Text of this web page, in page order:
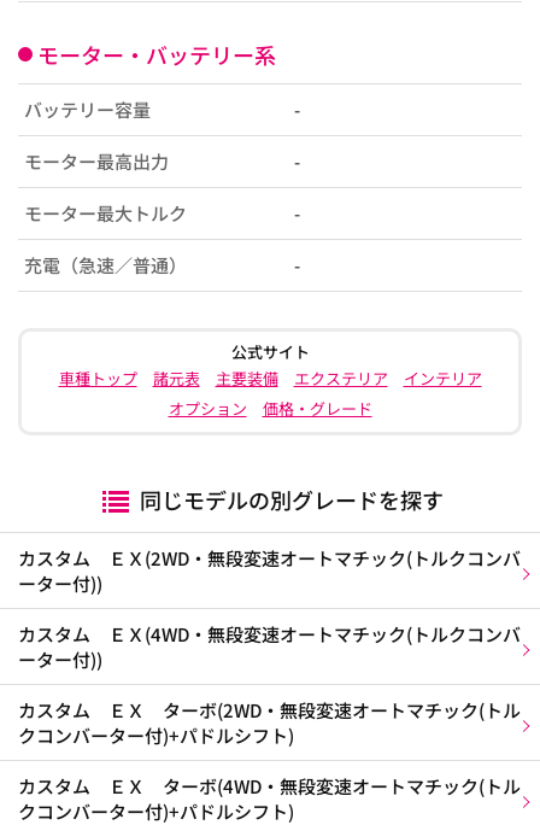
モーター・バッテリー系
バッテリー容量 -
モーター最高出力 -
モーター最大トルク -
充電（急速／普通） -
公式サイト
車種トップ
諸元表 主要装備 エクステリア
インテリア
オプション
価格・グレード
同じモデルの別グレードを探す
カスタム ＥＸ(2WD・無段変速オートマチック(トルクコンバ
ーター付))
カスタム ＥＸ(4WD・無段変速オートマチック(トルクコンバ
ーター付))
カスタム ＥＸ ターボ(2WD・無段変速オートマチック(トル
クコンバーター付)+パドルシフト)
カスタム ＥＸ ターボ(4WD・無段変速オートマチック(トル
クコンバーター付)+パドルシフト)